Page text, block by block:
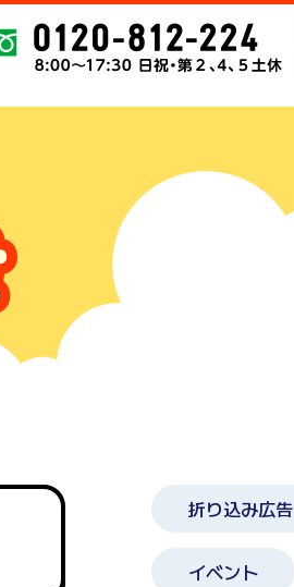
折り込み広告
イベント